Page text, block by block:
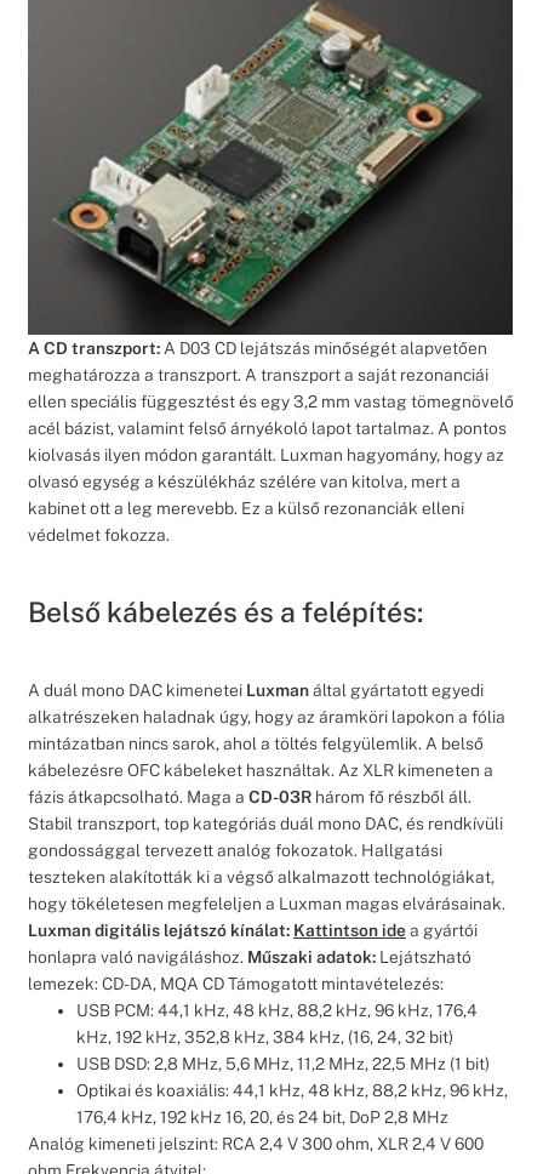
A CD transzport:A D03 CD lejátszás minőségét alapvetően
meghatározza a transzport. A transzport a saját rezonanciái
ellen speciális függesztést és egy 3,2 mm vastag tömegnövelő
acél bázist, valamint felső árnyékoló lapot tartalmaz. A pontos
kiolvasás ilyen módon garantált. Luxman hagyomány, hogy az
olvasó egység a készülékház szélére van kitolva, mert a
kabinet ott a leg merevebb. Ez a külső rezonanciák elleni
védelmet fokozza.
Belső kábelezés és a felépítés:
A duál mono DAC kimenetei Luxmanáltal gyártatott egyedi
alkatrészeken haladnak úgy, hogy az áramköri lapokon a fólia
mintázatban nincs sarok, ahol a töltés felgyülemlik. A belső
kábelezésre OFC kábeleket használtak. Az XLR kimeneten a
fázis átkapcsolható. Maga a CD-03Rhárom fő részből áll.
Stabil transzport, top kategóriás duál mono DAC, és rendkívüli
gondossággal tervezett analóg fokozatok. Hallgatási
teszteken alakították ki a végső alkalmazott technológiákat,
hogy tökéletesen megfeleljen a Luxman magas elvárásainak.
Luxman digitális lejátszó kínálat: Kattintson idea gyártói
honlapra való navigáláshoz. Műszaki adatok:Lejátszható
lemezek: CD-DA, MQA CD Támogatott mintavételezés:
USB PCM: 44,1 kHz, 48 kHz, 88,2 kHz, 96 kHz, 176,4
kHz, 192 kHz, 352,8 kHz, 384 kHz, (16, 24, 32 bit)
USB DSD: 2,8 MHz, 5,6 MHz, 11,2 MHz, 22,5 MHz (1 bit)
Optikai és koaxiális: 44,1 kHz, 48 kHz, 88,2 kHz, 96 kHz,
176,4 kHz, 192 kHz 16, 20, és 24 bit, DoP 2,8 MHz
Analóg kimeneti jelszint: RCA 2,4 V 300 ohm, XLR 2,4 V 600
ohm Frekvencia átvitel: